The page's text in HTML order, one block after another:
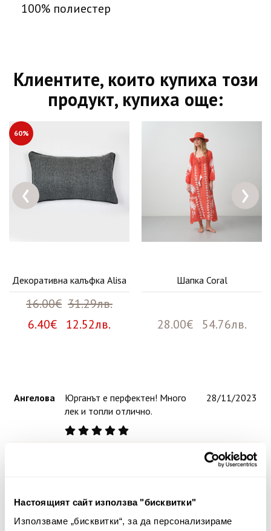
Настоящият сайт използва "бисквитки"
Използваме „бисквитки“, за да персонализираме
100% полиестер
Клиентите, които купиха този
продукт, купиха още:
60%
Декоративна калъфка Alisa
16.00€ 31.29лв.
6.40€ 12.52лв.
Шапка Coral
28.00€ 54.76лв.
‹ ›
Ангелова
Юрганът е перфектен! Много
лек и топли отлично.
28/11/2023
13/11/2023